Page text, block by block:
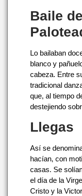
Baile
Lo bailaban
blanco y
cabeza. Entre
tradicional
que, al tiempo
destejiendo
Llegas
Así se
hacían, con
casas. Se
el día de la
Cristo y la